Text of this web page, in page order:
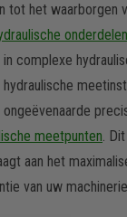
tot het waarborgen
onderdelen
complexe
meetpunten.
aan het
van uw